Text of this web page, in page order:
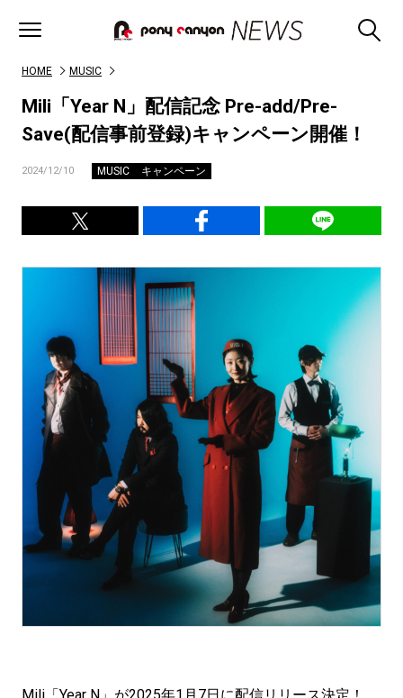
HOME MUSIC
Mili「Year N」配信記念 Pre-add/Pre-
Save(配信事前登録)キャンペーン開催！
2024/12/10 MUSIC キャンペーン